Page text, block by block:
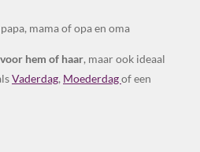
mama of opa en oma
hem of haar, maar ook ideaal
Vaderdag, Moederdagof een